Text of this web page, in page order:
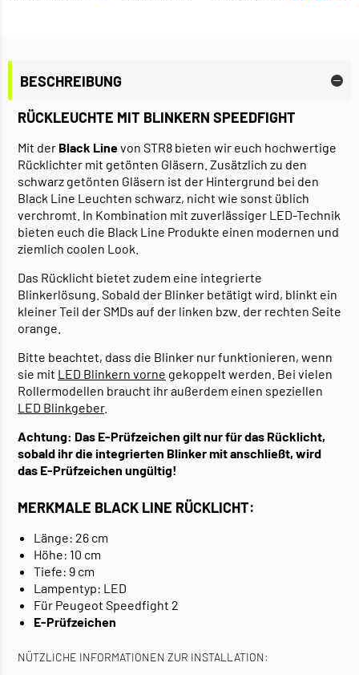
BESCHREIBUNG
RÜCKLEUCHTE MIT BLINKERN SPEEDFIGHT
Mit der Black Linevon STR8 bieten wir euch hochwertige
Rücklichter mit getönten Gläsern. Zusätzlich zu den
schwarz getönten Gläsern ist der Hintergrund bei den
Black Line Leuchten schwarz, nicht wie sonst üblich
verchromt. In Kombination mit zuverlässiger LED-Technik
bieten euch die Black Line Produkte einen modernen und
ziemlich coolen Look.
Das Rücklicht bietet zudem eine integrierte
Blinkerlösung. Sobald der Blinker betätigt wird, blinkt ein
kleiner Teil der SMDs auf der linken bzw. der rechten Seite
orange.
Bitte beachtet, dass die Blinker nur funktionieren, wenn
sie mit LED Blinkern vorne gekoppelt werden. Bei vielen
Rollermodellen braucht ihr außerdem einen speziellen
LED Blinkgeber.
Achtung: Das E-Prüfzeichen gilt nur für das Rücklicht,
sobald ihr die integrierten Blinker mit anschließt, wird
das E-Prüfzeichen ungültig!
MERKMALE BLACK LINE RÜCKLICHT:
Länge: 26 cm
Höhe: 10 cm
Tiefe: 9 cm
Lampentyp: LED
Für Peugeot Speedfight 2
E-Prüfzeichen
NÜTZLICHE INFORMATIONEN ZUR INSTALLATION: